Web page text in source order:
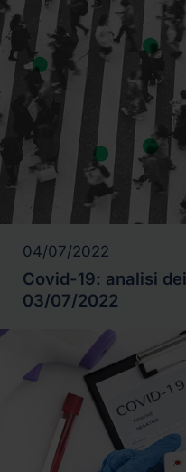
04/07/2022
Covid-19: analisi
03/07/2022